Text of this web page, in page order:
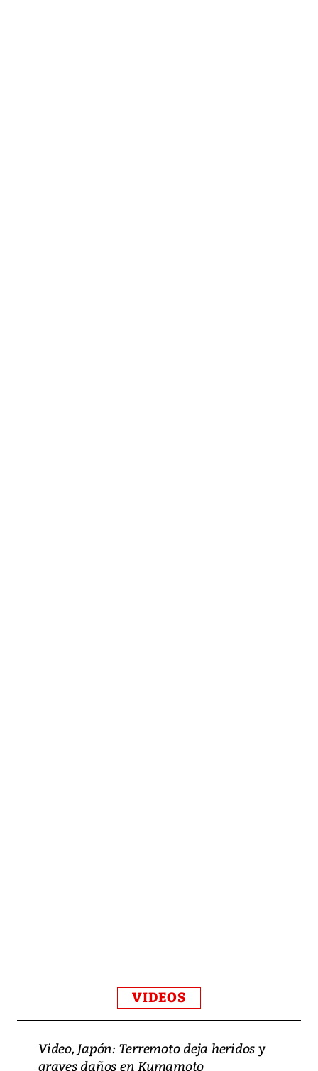
VIDEOS
Video, Japón: Terremoto deja heridos y
graves daños en Kumamoto